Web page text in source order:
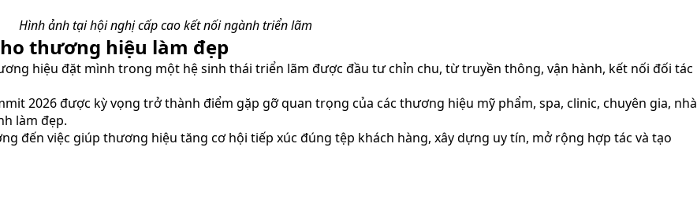
Hình ảnh tại hội nghị cấp cao kết nối ngành triển lãm
thương hiệu làm đẹp
hiệu đặt mình trong một hệ sinh thái triển lãm được đầu tư chỉn chu, từ truyền thông, vận hành, kết nối đối tác
2026 được kỳ vọng trở thành điểm gặp gỡ quan trọng của các thương hiệu mỹ phẩm, spa, clinic, chuyên gia, nhà
làm đẹp.
đến việc giúp thương hiệu tăng cơ hội tiếp xúc đúng tệp khách hàng, xây dựng uy tín, mở rộng hợp tác và tạo